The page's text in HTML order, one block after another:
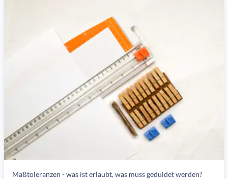
Maßtoleranzen - was ist erlaubt, was muss geduldet werden?